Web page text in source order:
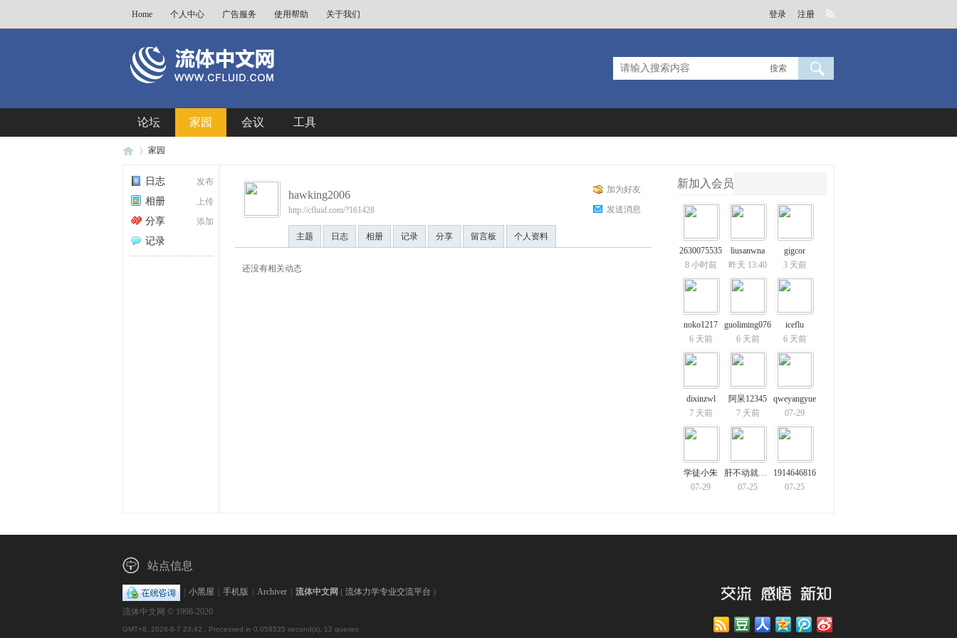
Home 个人中心 广告服务 使用帮助 关于我们 登录 注册
搜索
论坛 家园 会议 工具
家园
发布
日志
上传
相册
添加
分享
记录
新加入会员
2630075535
8 小时前
liusanwna
昨天 13:40
gigcor
3 天前
noko1217
6 天前
guoliming076
6 天前
iceflu
6 天前
dixinzwl
7 天前
阿呆12345
7 天前
qweyangyue
07-29
学徒小朱
07-29
肝不动就开摆
07-25
1914646816
07-25
加为好友
发送消息
hawking2006
http://cfluid.com/?161428
主题 日志 相册 记录 分享 留言板 个人资料
还没有相关动态
站点信息
小黑屋 手机版 Archiver 流体中文网 ( 流体力学专业交流平台 )
流体中文网 © 1998-2020
GMT+8, 2026-8-7 23:42 , Processed in 0.058535 second(s), 12 queries .